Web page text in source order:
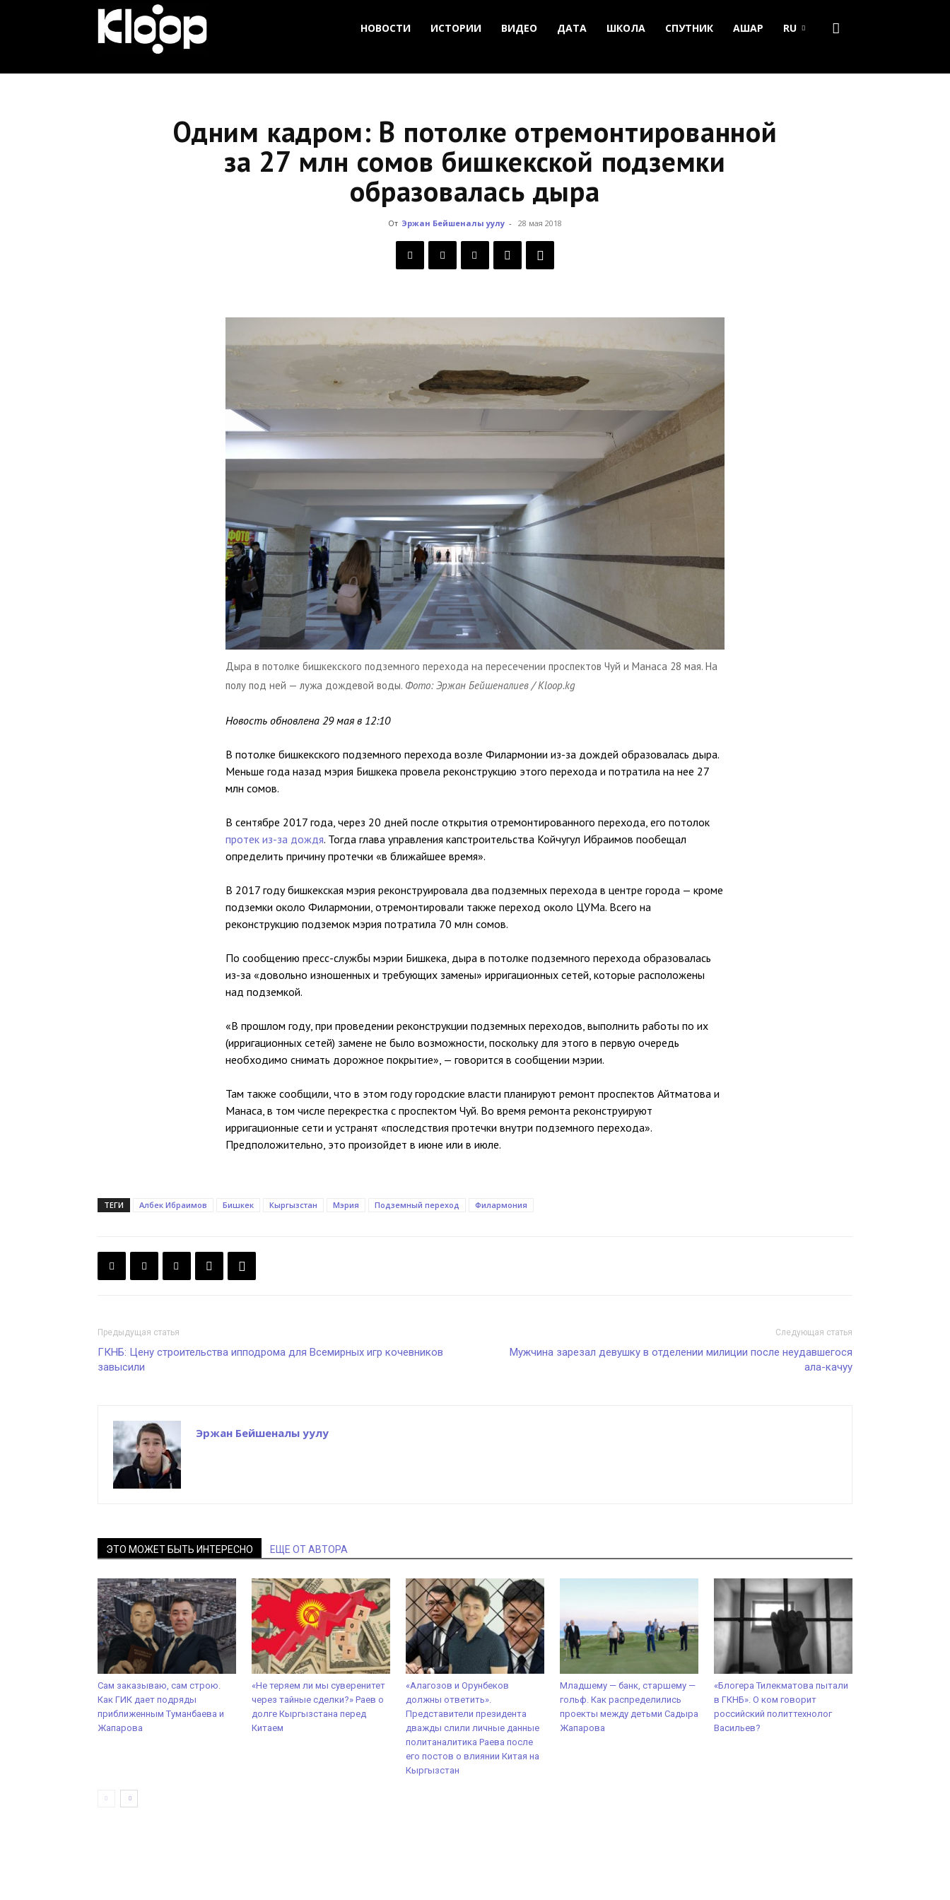
Новости
НОВОСТИ ИСТОРИИ ВИДЕО ДАТА ШКОЛА СПУТНИК АШАР RU
Одним кадром: В потолке отремонтированной
за 27 млн сомов бишкекской подземки
образовалась дыра
От Эржан Бейшеналы уулу - 28 мая 2018
Дыра в потолке бишкекского подземного перехода на пересечении проспектов Чуй и Манаса 28 мая. На
полу под ней — лужа дождевой воды. Фото: Эржан Бейшеналиев / Kloop.kg
Новость обновлена 29 мая в 12:10
В потолке бишкекского подземного перехода возле Филармонии из-за дождей образовалась дыра.
Меньше года назад мэрия Бишкека провела реконструкцию этого перехода и потратила на нее 27
млн сомов.
В сентябре 2017 года, через 20 дней после открытия отремонтированного перехода, его потолок
протек из-за дождя. Тогда глава управления капстроительства Койчугул Ибраимов пообещал
определить причину протечки «в ближайшее время».
В 2017 году бишкекская мэрия реконструировала два подземных перехода в центре города — кроме
подземки около Филармонии, отремонтировали также переход около ЦУМа. Всего на
реконструкцию подземок мэрия потратила 70 млн сомов.
По сообщению пресс-службы мэрии Бишкека, дыра в потолке подземного перехода образовалась
из-за «довольно изношенных и требующих замены» ирригационных сетей, которые расположены
над подземкой.
«В прошлом году, при проведении реконструкции подземных переходов, выполнить работы по их
(ирригационных сетей) замене не было возможности, поскольку для этого в первую очередь
необходимо снимать дорожное покрытие», — говорится в сообщении мэрии.
Там также сообщили, что в этом году городские власти планируют ремонт проспектов Айтматова и
Манаса, в том числе перекрестка с проспектом Чуй. Во время ремонта реконструируют
ирригационные сети и устранят «последствия протечки внутри подземного перехода».
Предположительно, это произойдет в июне или в июле.
ТЕГИ Албек Ибраимов Бишкек Кыргызстан Мэрия Подземный переход Филармония
Предыдущая статья
ГКНБ: Цену строительства ипподрома для Всемирных игр кочевников
завысили
Следующая статья
Мужчина зарезал девушку в отделении милиции после неудавшегося
ала-качуу
Эржан Бейшеналы уулу
ЭТО МОЖЕТ БЫТЬ ИНТЕРЕСНО ЕЩЕ ОТ АВТОРА
Сам заказываю, сам строю.
Как ГИК дает подряды
приближенным Туманбаева и
Жапарова
«Не теряем ли мы суверенитет
через тайные сделки?» Раев о
долге Кыргызстана перед
Китаем
«Алагозов и Орунбеков
должны ответить».
Представители президента
дважды слили личные данные
политаналитика Раева после
его постов о влиянии Китая на
Кыргызстан
Младшему — банк, старшему —
гольф. Как распределились
проекты между детьми Садыра
Жапарова
«Блогера Тилекматова пытали
в ГКНБ». О ком говорит
российский политтехнолог
Васильев?